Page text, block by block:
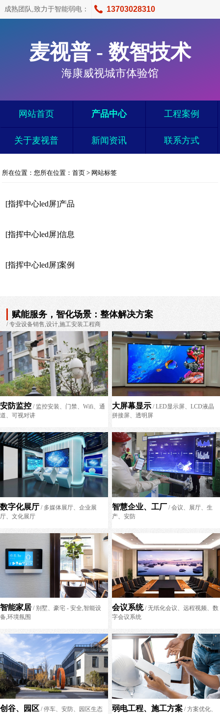
成熟团队,致力于智能弱电： 13703028310
麦视普 - 数智技术
海康威视城市体验馆
网站首页 产品中心 工程案例
关于麦视普 新闻资讯 联系方式
所在位置：您所在位置：首页 > 网站标签
[指挥中心led屏]产品
[指挥中心led屏]信息
[指挥中心led屏]案例
赋能服务，智化场景：整体解决方案
/ 专业设备销售,设计,施工安装工程商
安防监控 / 监控安装、门禁、Wifi、通
道、可视对讲
大屏幕显示 / LED显示屏、LCD液晶
拼接屏、透明屏
数字化展厅 / 多媒体展厅、企业展
厅、文化展厅
智慧企业、工厂 / 会议、展厅、生
产、安防
智能家居 / 别墅、豪宅 - 安全,智能设
备,环境氛围
会议系统/ 无纸化会议、远程视频、数
字会议系统
创谷、园区 / 停车、安防、园区生态
弱电工程、施工方案 / 方案优化、